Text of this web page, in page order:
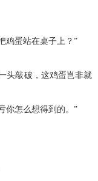
蛋站在桌子上？”
敲破，这鸡蛋岂非就
怎么想得到的。”